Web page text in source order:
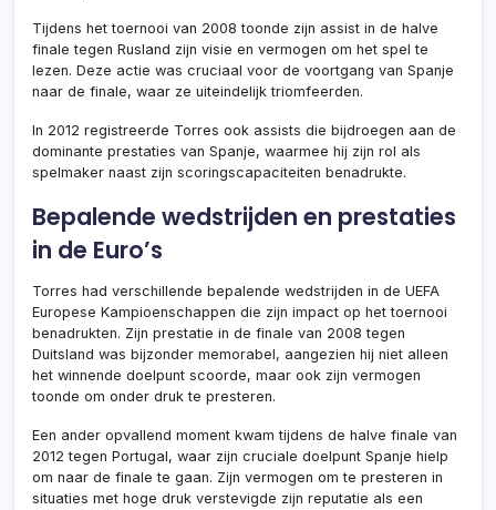
Tijdens het toernooi van 2008 toonde zijn assist in de halve
finale tegen Rusland zijn visie en vermogen om het spel te
lezen. Deze actie was cruciaal voor de voortgang van Spanje
naar de finale, waar ze uiteindelijk triomfeerden.
In 2012 registreerde Torres ook assists die bijdroegen aan de
dominante prestaties van Spanje, waarmee hij zijn rol als
spelmaker naast zijn scoringscapaciteiten benadrukte.
Bepalende wedstrijden en prestaties
in de Euro’s
Torres had verschillende bepalende wedstrijden in de UEFA
Europese Kampioenschappen die zijn impact op het toernooi
benadrukten. Zijn prestatie in de finale van 2008 tegen
Duitsland was bijzonder memorabel, aangezien hij niet alleen
het winnende doelpunt scoorde, maar ook zijn vermogen
toonde om onder druk te presteren.
Een ander opvallend moment kwam tijdens de halve finale van
2012 tegen Portugal, waar zijn cruciale doelpunt Spanje hielp
om naar de finale te gaan. Zijn vermogen om te presteren in
situaties met hoge druk verstevigde zijn reputatie als een